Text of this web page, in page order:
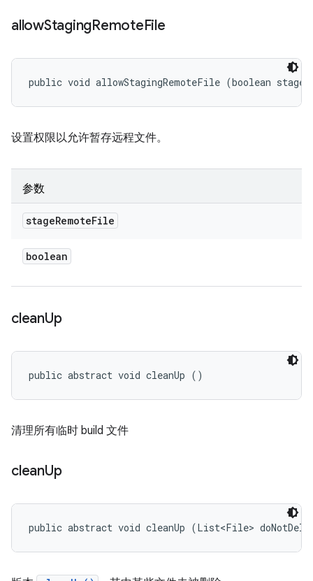
allowStagingRemoteFile
public void allowStagingRemoteFile (boolean
设置权限以允许暂存远程文件。
参数
stageRemoteFile
boolean
cleanUp
public abstract void cleanUp ()
清理所有临时 build 文件
cleanUp
public abstract void cleanUp (List<File>